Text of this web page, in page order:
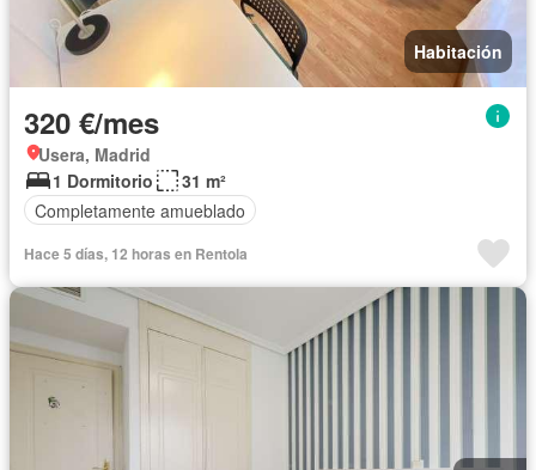
Habitación
320 €/mes
Usera, Madrid
1 Dormitorio
31 m²
Completamente amueblado
Hace 5 días, 12 horas en Rentola